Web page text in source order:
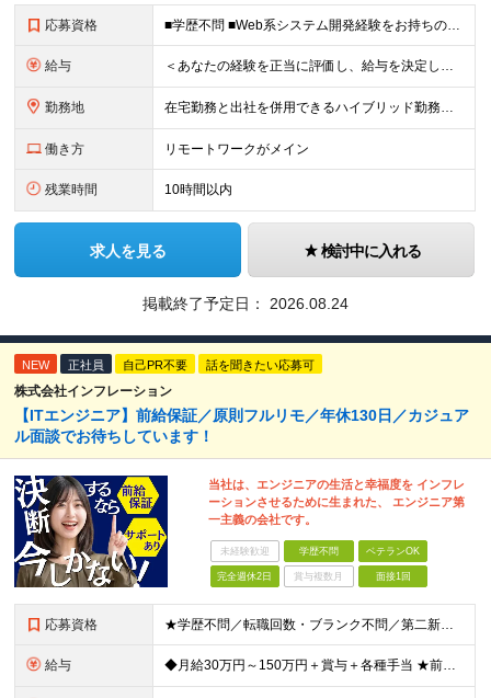
応募資格 ■学歴不問 ■Web系システム開発経験をお持ちの方 ★設計・開発経験～運用保守まで幅広く募集します ★Google Cloud・AWS・Azureなど、クラウド技術は問いませんが、経験・知見が深い方は
給与 ＜あなたの経験を正当に評価し、給与を決定します！＞ 想定年収450万円～1,000万円 └月給30万8000円～＋賞与年2回 ◎在宅勤務手当あり ◎交通費100％支給 ◎資格取得奨励制度(一時金/資格
勤務地 在宅勤務と出社を併用できるハイブリッド勤務！ （出社は週1～3日程度ですが、ご希望に合わせて柔軟に対応可能です。） ≪東京オフィス≫ 東京都新宿区西新宿2-6-1 新宿住友ビル26F ※(業務の変
働き方 リモートワークがメイン
残業時間 10時間以内
求人を見る 検討中に入れる
掲載終了予定日： 2026.08.24
NEW 正社員 自己PR不要 話を聞きたい応募可
株式会社インフレーション
【ITエンジニア】前給保証／原則フルリモ／年休130日／カジュア
ル面談でお待ちしています！
当社は、エンジニアの生活と幸福度を インフレ
ーションさせるために生まれた、 エンジニア第
一主義の会社です。
未経験歓迎 学歴不問 ベテランOK
完全週休2日 賞与複数月 面接1回
応募資格 ★学歴不問／転職回数・ブランク不問／第二新卒も歓迎！ 【応募条件】 エンジニア実務経験がある方 ※領域や担当工程は問いません。 ◎学歴・ブランク・転職回数不問。 ◎選考はWebで完結！即日内定も！
給与 ◆月給30万円～150万円＋賞与＋各種手当 ★前職給与保証／スキル・経験により決定します。 ★給与は案件単価に完全連動 ★案件の契約内容や昇給、賞与額はすべて開示いたします。 ※上記給与には、月3